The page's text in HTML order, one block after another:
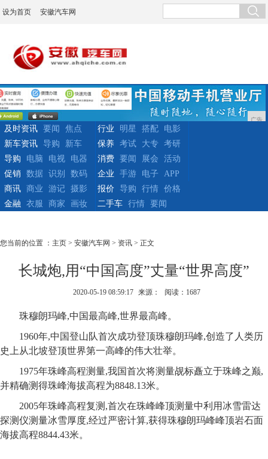
设为首页 安徽汽车网
广告
及时资讯 要闻
焦点
新车资讯
导购 新车
行业 明星 搭配
电影
保养
考试 大专
考研
导购
电脑 电视
电器
促销
数据 识别 数码
消费 要闻 展会
活动
企业
手游 电子
APP
商讯
商业 游记
摄影
金融
衣服 商家 画妆
报价 导购 行情
价格
二手车
行情 要闻
您当前的位置 ： 主页 > 安徽汽车网 > 资讯 > 正文
长城炮,用“中国高度”丈量“世界高度”
2020-05-19 08:59:17 来源： 阅读：1687
珠穆朗玛峰,中国最高峰,世界最高峰。
1960年,中国登山队首次成功登顶珠穆朗玛峰,创造了人类历
史上从北坡登顶世界第一高峰的伟大壮举。
1975年珠峰高程测量,我国首次将测量觇标矗立于珠峰之巅,
并精确测得珠峰海拔高程为8848.13米。
2005年珠峰高程复测,首次在珠峰峰顶测量中利用冰雪雷达
探测仪测量冰雪厚度,经过严密计算,获得珠穆朗玛峰峰顶岩石面
海拔高程8844.43米。